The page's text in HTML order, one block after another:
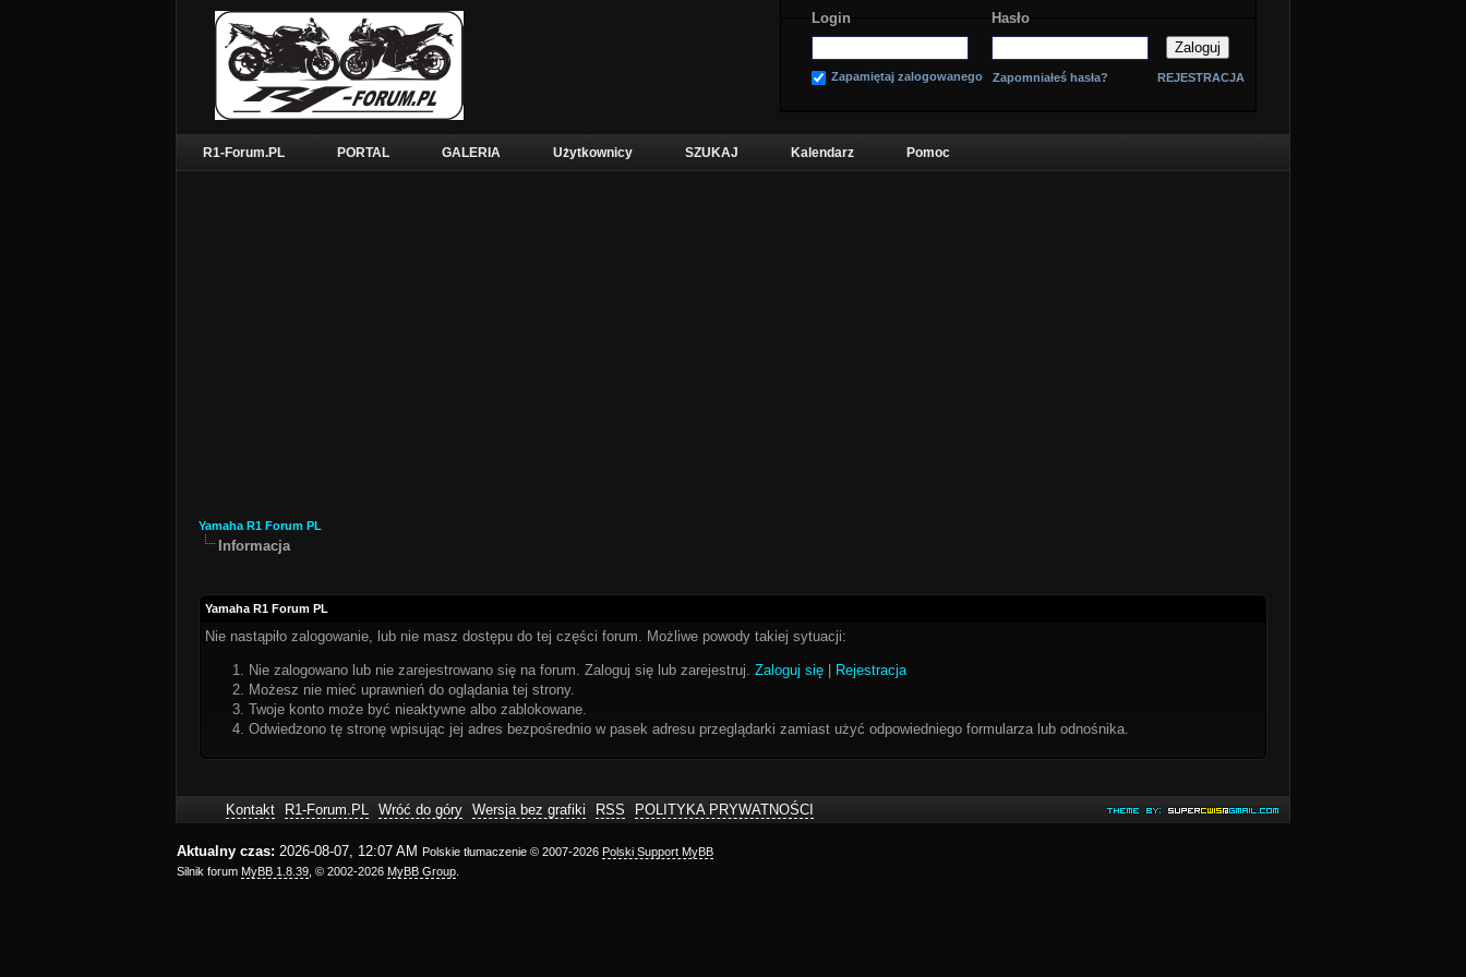
Login Hasło
Zapamiętaj zalogowanego Zapomniałeś hasła? REJESTRACJA
R1-Forum.PL PORTAL GALERIA Użytkownicy SZUKAJ Kalendarz Pomoc
Yamaha R1 Forum PL
Informacja
Yamaha R1 Forum PL
Nie nastąpiło zalogowanie, lub nie masz dostępu do tej części forum. Możliwe powody takiej sytuacji:
Nie zalogowano lub nie zarejestrowano się na forum. Zaloguj się lub zarejestruj. Zaloguj się
Rejestracja
Możesz nie mieć uprawnień do oglądania tej strony.
Twoje konto może być nieaktywne albo zablokowane.
Odwiedzono tę stronę wpisując jej adres bezpośrednio w pasek adresu przeglądarki zamiast użyć odpowiedniego formularza lub odnośnika.
Kontakt R1-Forum.PL Wróć do góry Wersja bez grafiki RSS POLITYKA PRYWATNOŚCI
Aktualny czas: 2026-08-07, 12:07 AM Polskie tłumaczenie © 2007-2026 Polski Support MyBB
Silnik forum MyBB 1.8.39 , © 2002-2026 MyBB Group